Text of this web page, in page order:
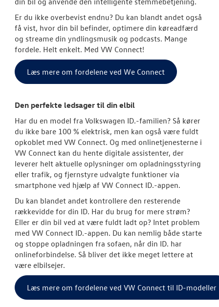
Hjulskifte
Service Cam
Autoriseret
Service til din
hvordan og
Fælgerep
SKADECENTER
CALIFORNIA -
NYHED! LEJ
Er du ikke overbevist endnu? Du kan blandt andet også
få vist, hvor din bil befinder, optimere din køreadfærd
og streame din yndlingsmusik og podcasts. Mange
fordele. Helt enkelt. Med VW Connect!
Læs mere om fordelene ved We Connect
Den perfekte ledsager til din elbil
Har du en model fra Volkswagen ID.-familien? Så kører
du ikke bare 100 % elektrisk, men kan også være fuldt
opkoblet med VW Connect. Og med onlinetjenesterne i
VW Connect kan du hente digitale assistenter, der
leverer helt aktuelle oplysninger om opladningsstyring
eller trafik, og fjernstyre udvalgte funktioner via
smartphone ved hjælp af VW Connect ID.-appen.
Du kan blandet andet kontrollere den resterende
rækkevidde for din ID. Har du brug for mere strøm?
Eller er din bil ved at være fuldt ladt op? Intet problem
med VW Connect ID.-appen. Du kan nemlig både starte
og stoppe opladningen fra sofaen, når din ID. har
onlineforbindelse. Så bliver det ikke meget lettere at
være elbilsejer.
Læs mere om fordelene ved VW Connect til ID-modeller